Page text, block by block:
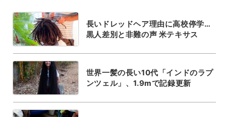
長いドレッドヘア理由に高校停学…
黒人差別と非難の声 米テキサス
世界一髪の長い10代「インドのラプ
ンツェル」、1.9mで記録更新